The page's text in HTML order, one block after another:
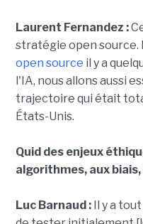
Laurent Fernandez :
stratégie open source.
open source il y a
l'IA, nous allons aussi
trajectoire qui était
États-Unis.
Quid des enjeux
algorithmes, aux
Luc Barnaud :Il y a tout